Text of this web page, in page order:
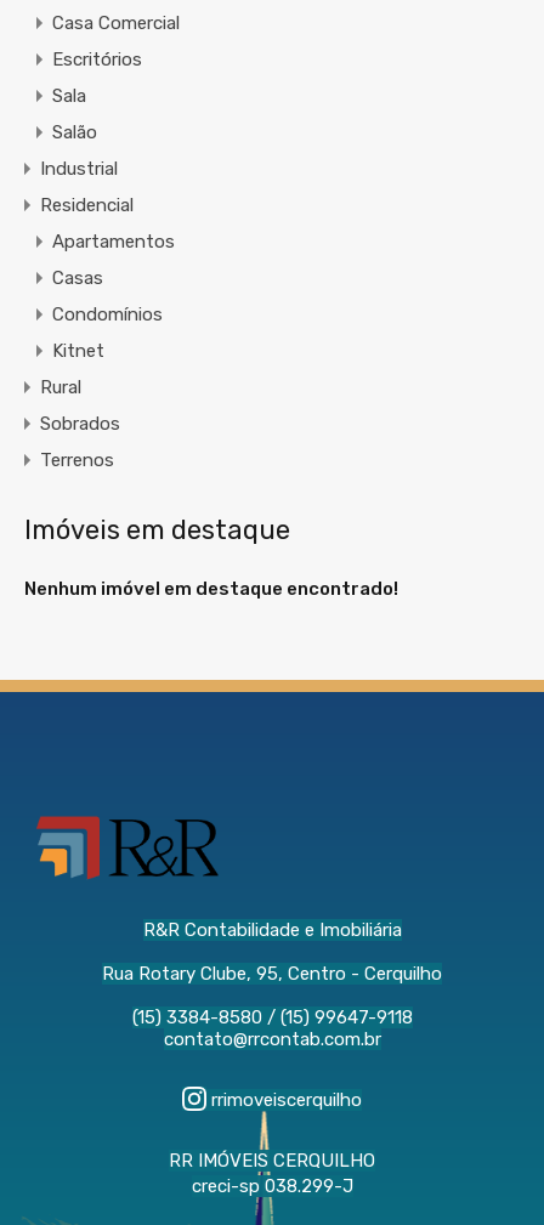
Casa Comercial
Escritórios
Sala
Salão
Industrial
Residencial
Apartamentos
Casas
Condomínios
Kitnet
Rural
Sobrados
Terrenos
Imóveis em destaque
Nenhum imóvel em destaque encontrado!
R&R Contabilidade e Imobiliária
Rua Rotary Clube, 95, Centro - Cerquilho
(15) 3384-8580/ (15) 99647-9118
contato@rrcontab.com.br
rrimoveiscerquilho
RR IMÓVEIS CERQUILHO
creci-sp 038.299-J